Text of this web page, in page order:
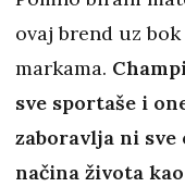
ovaj brend uz
markama.
sve sportaše i
zaboravlja ni
načina života